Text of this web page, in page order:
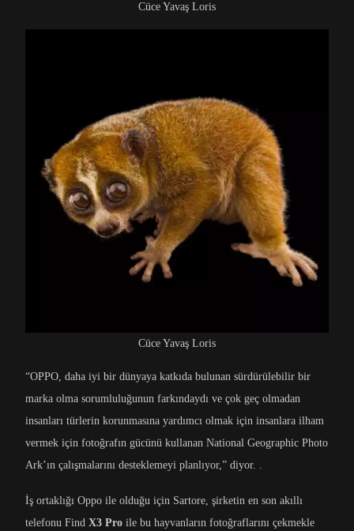
Cüce Yavaş Loris
Cüce Yavaş Loris
“OPPO, daha iyi bir dünyaya katkıda bulunan sürdürülebilir bir
marka olma sorumluluğunun farkındaydı ve çok geç olmadan
insanları türlerin korunmasına yardımcı olmak için insanlara ilham
vermek için fotoğrafın gücünü kullanan National Geographic Photo
Ark’ın çalışmalarını desteklemeyi planlıyor,” diyor. .
İş ortaklığı Oppo ile olduğu için Sartore, şirketin en son akıllı
telefonu Find X3 Pro ile bu hayvanların fotoğraflarını çekmekle